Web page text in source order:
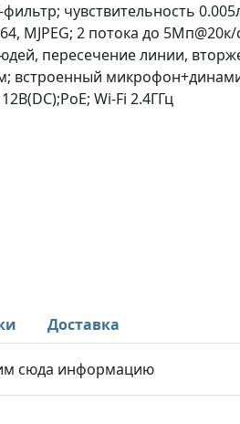
чувствительность
MJPEG; 2 потока до 5Мп@20к/
пересечение линии,
встроенный
Wi-Fi 2.4ГГц
Доставка
сюда информацию